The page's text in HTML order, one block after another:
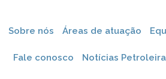
Sobre nós Áreas de atuação
Fale conosco Notícias